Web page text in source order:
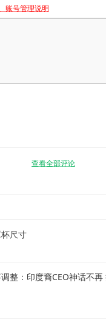
账号管理说明
查看全部评论
尺寸
整：印度裔CEO神话不